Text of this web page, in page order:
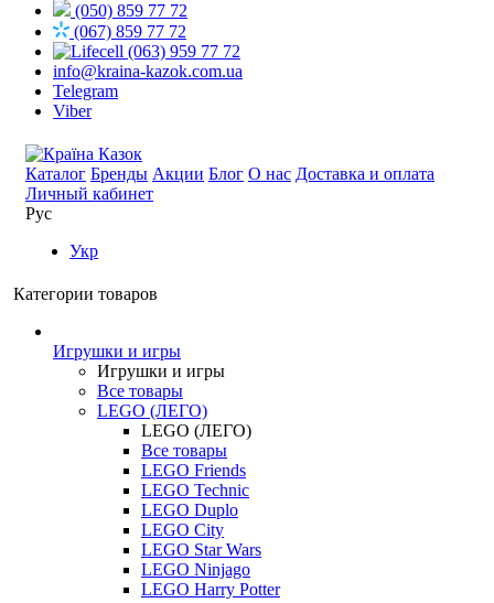
(050) 859 77 72
(067) 859 77 72
(063) 959 77 72
info@kraina-kazok.com.ua
Telegram
Viber
Каталог Бренды Акции Блог О нас Доставка и оплата
Личный кабинет
Рус
Укр
Категории товаров
Игрушки и игры
Игрушки и игры
Все товары
LEGO (ЛЕГО)
LEGO (ЛЕГО)
Все товары
LEGO Friends
LEGO Technic
LEGO Duplo
LEGO City
LEGO Star Wars
LEGO Ninjago
LEGO Harry Potter